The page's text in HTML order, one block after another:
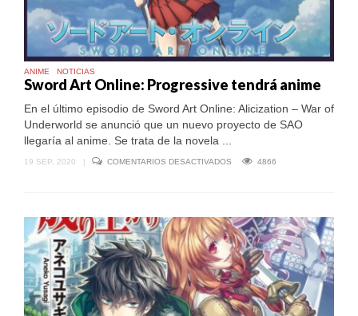
ANIME NOTICIAS
Sword Art Online: Progressive tendrá anime
En el último episodio de Sword Art Online: Alicization – War of
Underworld se anunció que un nuevo proyecto de SAO
llegaría al anime. Se trata de la novela ...
19 SEP, 2020 | COMENTARIOS DESACTIVADOS
ANIME
4866